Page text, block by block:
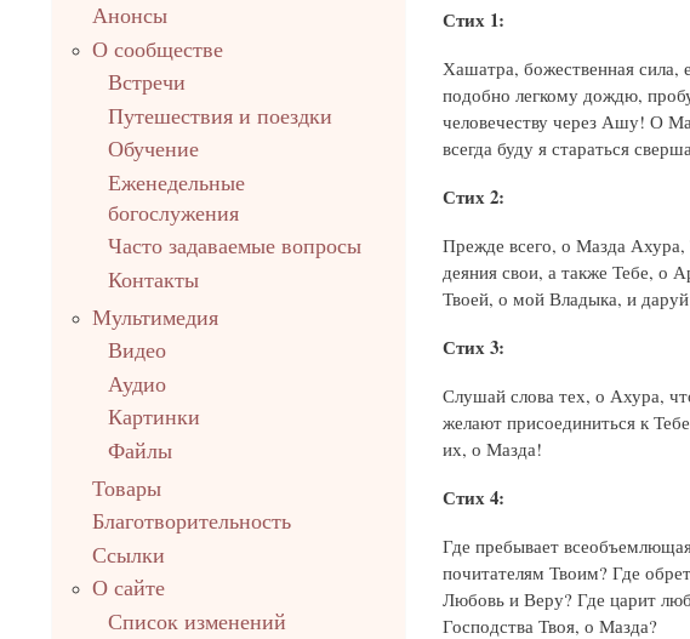
Стих 1:
Хашатра, божественная сила,
подобно легкому дождю,
человечеству через Ашу! О
всегда буду я стараться
Стих 2:
Прежде всего, о Мазда
деяния свои, а также Тебе, о
Твоей, о мой Владыка, и
Стих 3:
Слушай слова тех, о Ахура,
желают присоединиться к
их, о Мазда!
Стих 4:
Где пребывает
почитателям Твоим? Где
Любовь и Веру? Где царит
Господства Твоя, о Мазда?
Анонсы
О сообществе
Встречи
Путешествия и поездки
Обучение
Еженедельные
богослужения
Часто задаваемые вопросы
Контакты
Мультимедия
Видео
Аудио
Картинки
Файлы
Товары
Благотворительность
Ссылки
О сайте
Список изменений